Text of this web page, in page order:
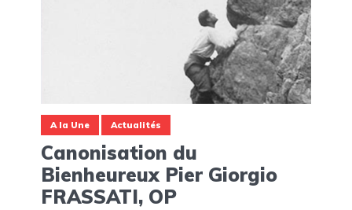
A la Une Actualités
Canonisation du
Bienheureux Pier Giorgio
FRASSATI, OP